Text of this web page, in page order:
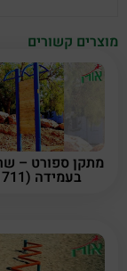
מוצרים קשורים
מתקן ספורט –
בעמידה (A1711)